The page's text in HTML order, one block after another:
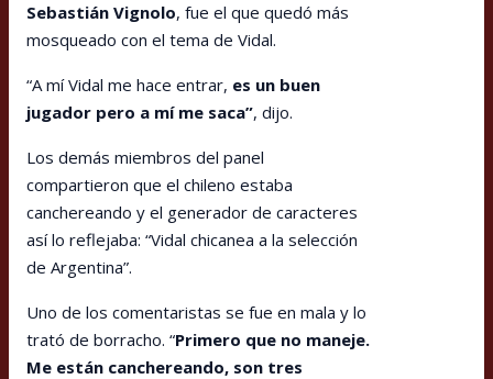
Sebastián Vignolo, fue el que quedó más
mosqueado con el tema de Vidal.
“A mí Vidal me hace entrar, es un buen
jugador pero a mí me saca”, dijo.
Los demás miembros del panel
compartieron que el chileno estaba
canchereando y el generador de caracteres
así lo reflejaba: “Vidal chicanea a la selección
de Argentina”.
Uno de los comentaristas se fue en mala y lo
trató de borracho. “Primero que no maneje.
Me están canchereando, son tres